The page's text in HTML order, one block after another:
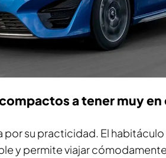
a tener muy
por su practicidad. El
y permite viajar